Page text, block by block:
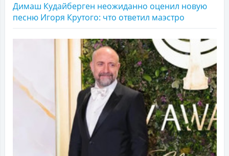
Димаш Кудайберген неожиданно оценил новую
песню Игоря Крутого: что ответил маэстро